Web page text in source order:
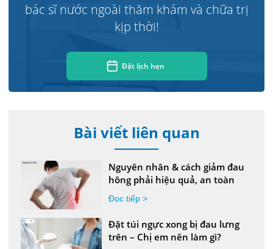
bác sĩ nước ngoài thăm khám và chữa trị
kịp thời!
Đặt lịch hẹn
Bài viết liên quan
Nguyên nhân & cách giảm đau
hông phải hiệu quả, an toàn
Đọc tiếp >
Đặt túi ngực xong bị đau lưng
trên – Chị em nên làm gì?